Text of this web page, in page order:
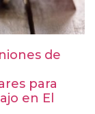
de
para
en El